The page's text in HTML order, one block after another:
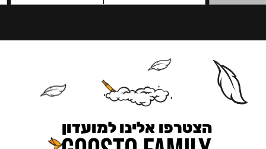
הצטרפו אלינו למועדון